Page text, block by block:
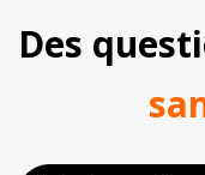
Des